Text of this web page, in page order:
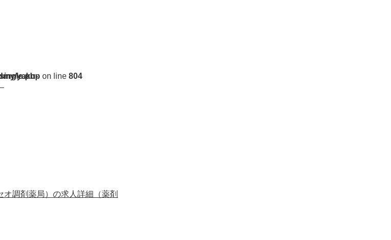
single.php on line 804
調剤薬局）の求人詳細（薬剤